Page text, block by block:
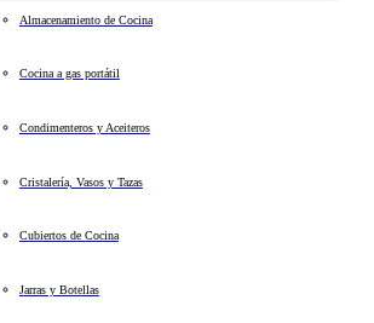
Almacenamiento de Cocina
Cocina a gas portátil
Condimenteros y Aceiteros
Cristalería, Vasos y Tazas
Cubiertos de Cocina
Jarras y Botellas